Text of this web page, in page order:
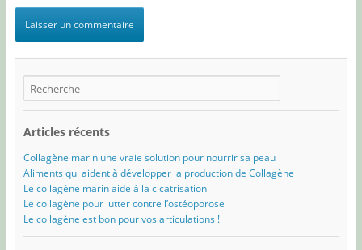
Articles récents
Collagène marin une vraie solution pour nourrir sa peau
Aliments qui aident à développer la production de Collagène
Le collagène marin aide à la cicatrisation
Le collagène pour lutter contre l’ostéoporose
Le collagène est bon pour vos articulations !